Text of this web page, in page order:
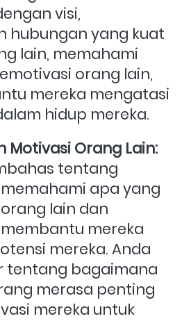
visi,
hubungan yang kuat
lain, memahami
orang lain,
mereka mengatasi
hidup mereka.
Motivasi Orang Lain:
tentang
apa yang
lain dan
mereka
mereka. Anda
tentang bagaimana
merasa penting
mereka untuk